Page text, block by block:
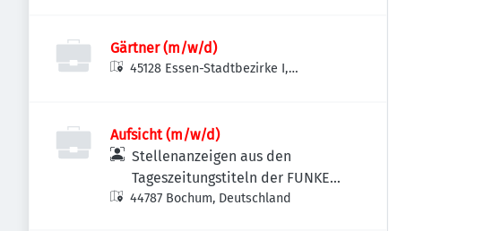
Gärtner (m/w/d)
45128 Essen-Stadtbezirke I,
Aufsicht (m/w/d)
Stellenanzeigen aus den
Tageszeitungstiteln der FUNKE
MEDIEN NRW
44787 Bochum, Deutschland